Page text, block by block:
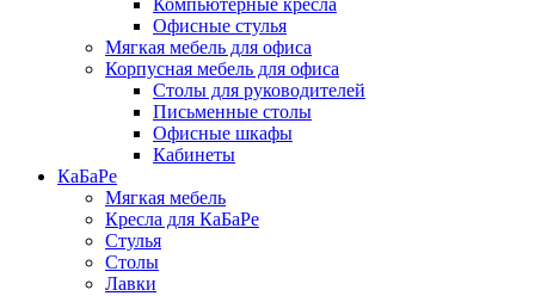
Офисные стулья
Мягкая мебель для офиса
Корпусная мебель для офиса
Столы для руководителей
Письменные столы
Офисные шкафы
Кабинеты
КаБаРе
Мягкая мебель
Кресла для КаБаРе
Стулья
Столы
Лавки